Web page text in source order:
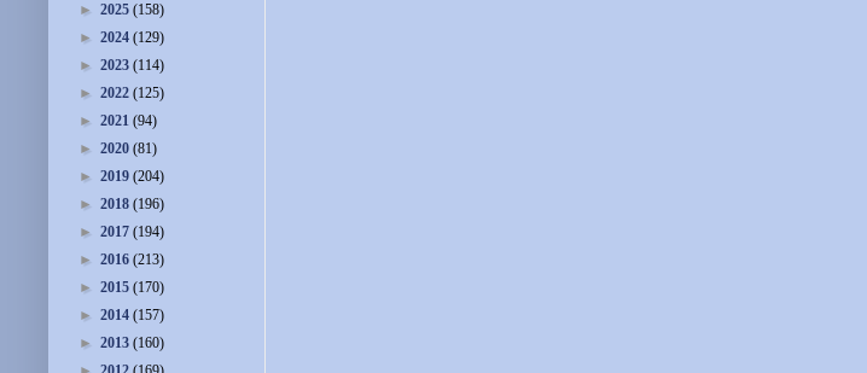
► 2025 (158)
► 2024 (129)
► 2023 (114)
► 2022 (125)
► 2021 (94)
► 2020 (81)
► 2019 (204)
► 2018 (196)
► 2017 (194)
► 2016 (213)
► 2015 (170)
► 2014 (157)
► 2013 (160)